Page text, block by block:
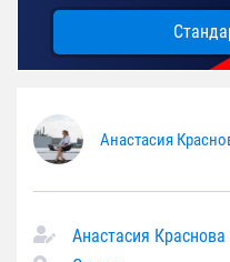
Анастасия
Анастасия Краснова